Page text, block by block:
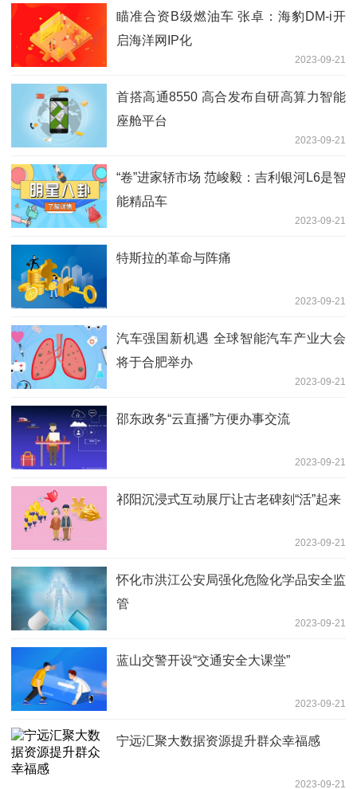
瞄准合资B级燃油车 张卓：海豹DM-i开
启海洋网IP化
2023-09-21
首搭高通8550 高合发布自研高算力智能
座舱平台
2023-09-21
“卷”进家轿市场 范峻毅：吉利银河L6是智
能精品车
2023-09-21
特斯拉的革命与阵痛
2023-09-21
汽车强国新机遇 全球智能汽车产业大会
将于合肥举办
2023-09-21
邵东政务“云直播”方便办事交流
2023-09-21
祁阳沉浸式互动展厅让古老碑刻“活”起来
2023-09-21
怀化市洪江公安局强化危险化学品安全监
管
2023-09-21
蓝山交警开设“交通安全大课堂”
2023-09-21
宁远汇聚大数据资源提升群众幸福感
2023-09-21